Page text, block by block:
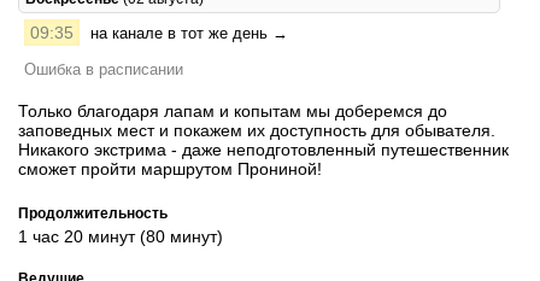
09:35
на канале в тот же день →
Ошибка в расписании
Только благодаря лапам и копытам мы доберемся до
заповедных мест и покажем их доступность для обывателя.
Никакого экстрима - даже неподготовленный путешественник
сможет пройти маршрутом Прониной!
Продолжительность
1 час 20 минут (80 минут)
Ведущие